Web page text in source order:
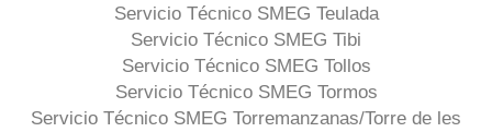
Servicio Técnico SMEG Teulada
Servicio Técnico SMEG Tibi
Servicio Técnico SMEG Tollos
Servicio Técnico SMEG Tormos
Servicio Técnico SMEG Torremanzanas/Torre de les